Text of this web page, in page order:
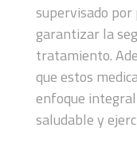
supervisado
garantizar la
tratamiento.
que estos
enfoque
saludable y